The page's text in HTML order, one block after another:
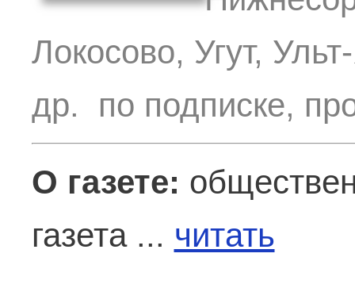
Локосово, Угут,
др. по подписке,
О газете:
газета ... читать